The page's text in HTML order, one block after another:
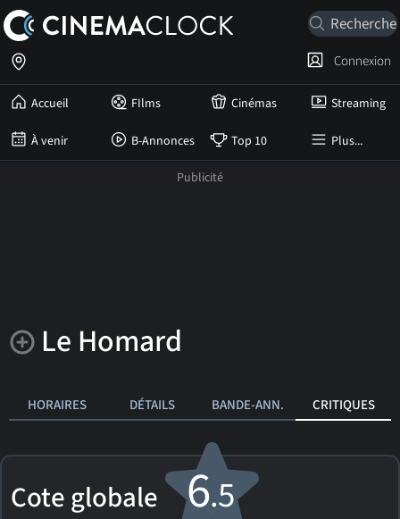
Accueil FIlms Cinémas Streaming
À venir B-Annonces Top 10 Plus...
Connexion
Le Homard
HORAIRES DÉTAILS BANDE-ANN. CRITIQUES
Cote globale 6.5